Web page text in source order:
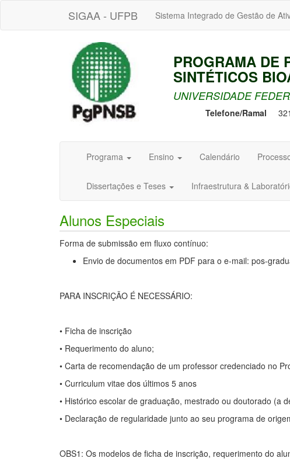
SIGAA - UFPB Sistema Integrado de Gestão de
PROGRAMA DE
SINTÉTICOS
UNIVERSIDADE
Telefone/Ramal
Programa Ensino Calendário
Dissertações e Teses Infraestrutura &
Alunos Especiais
Forma de submissão em fluxo contínuo:
Envio de documentos em PDF para o e-mail: pos-
PARA INSCRIÇÃO É NECESSÁRIO:
• Ficha de inscrição
• Requerimento do aluno;
• Carta de recomendação de um professor credenciado no
• Curriculum vitae dos últimos 5 anos
• Histórico escolar de graduação, mestrado ou doutorado (a
• Declaração de regularidade junto ao seu programa de
OBS1: Os modelos de ficha de inscrição, requerimento do